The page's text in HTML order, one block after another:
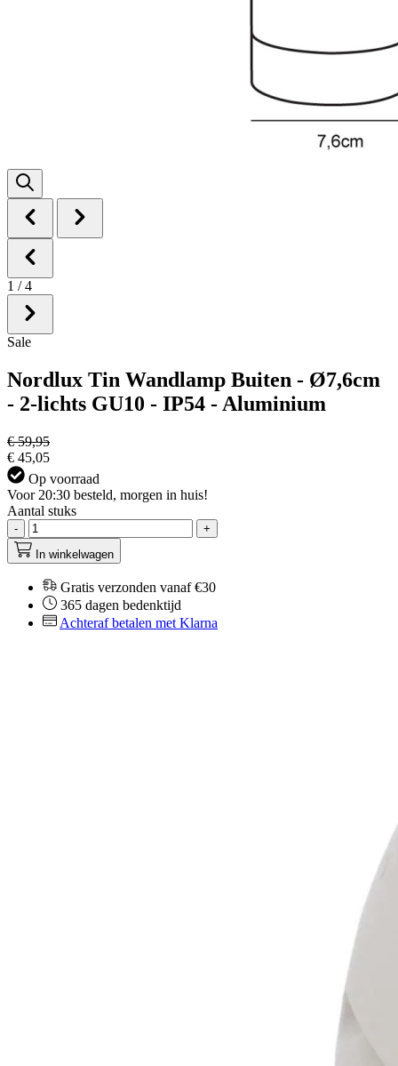
1 / 4
Sale
Nordlux Tin Wandlamp Buiten - Ø7,6cm
- 2-lichts GU10 - IP54 - Aluminium
€ 59,95
€ 45,05
Op voorraad
Voor 20:30 besteld, morgen in huis!
Aantal stuks
-
+
In winkelwagen
Gratis verzonden vanaf €30
365 dagen bedenktijd
Achteraf betalen met Klarna